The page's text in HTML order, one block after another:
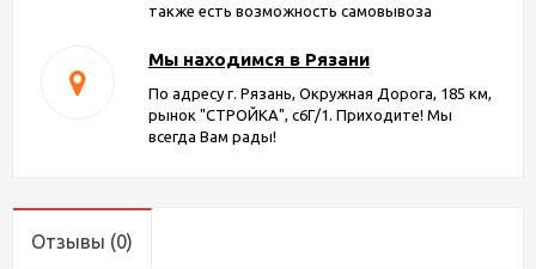
также есть возможность самовывоза
Мы находимся в Рязани
По адресу г. Рязань, Окружная Дорога, 185 км,
рынок "СТРОЙКА", с6Г/1. Приходите! Мы
всегда Вам рады!
Отзывы (0)